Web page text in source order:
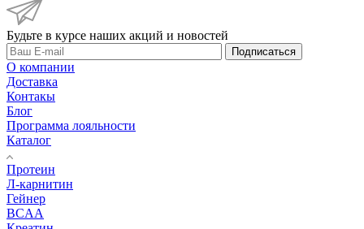
Будьте в курсе наших акций и новостей
Подписаться
О компании
Доставка
Контакы
Блог
Программа лояльности
Каталог
Протеин
Л-карнитин
Гейнер
BCAA